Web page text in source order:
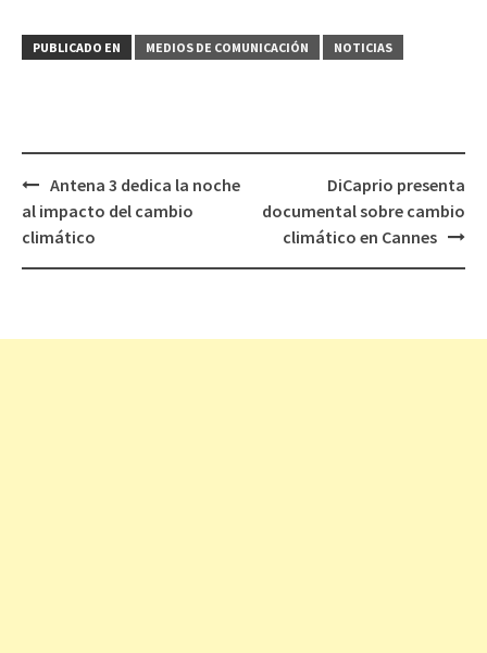
PUBLICADO EN MEDIOS DE COMUNICACIÓN NOTICIAS
Navegación
de
Antena 3 dedica la noche
al impacto del cambio
climático
DiCaprio presenta
documental sobre cambio
climático en Cannes